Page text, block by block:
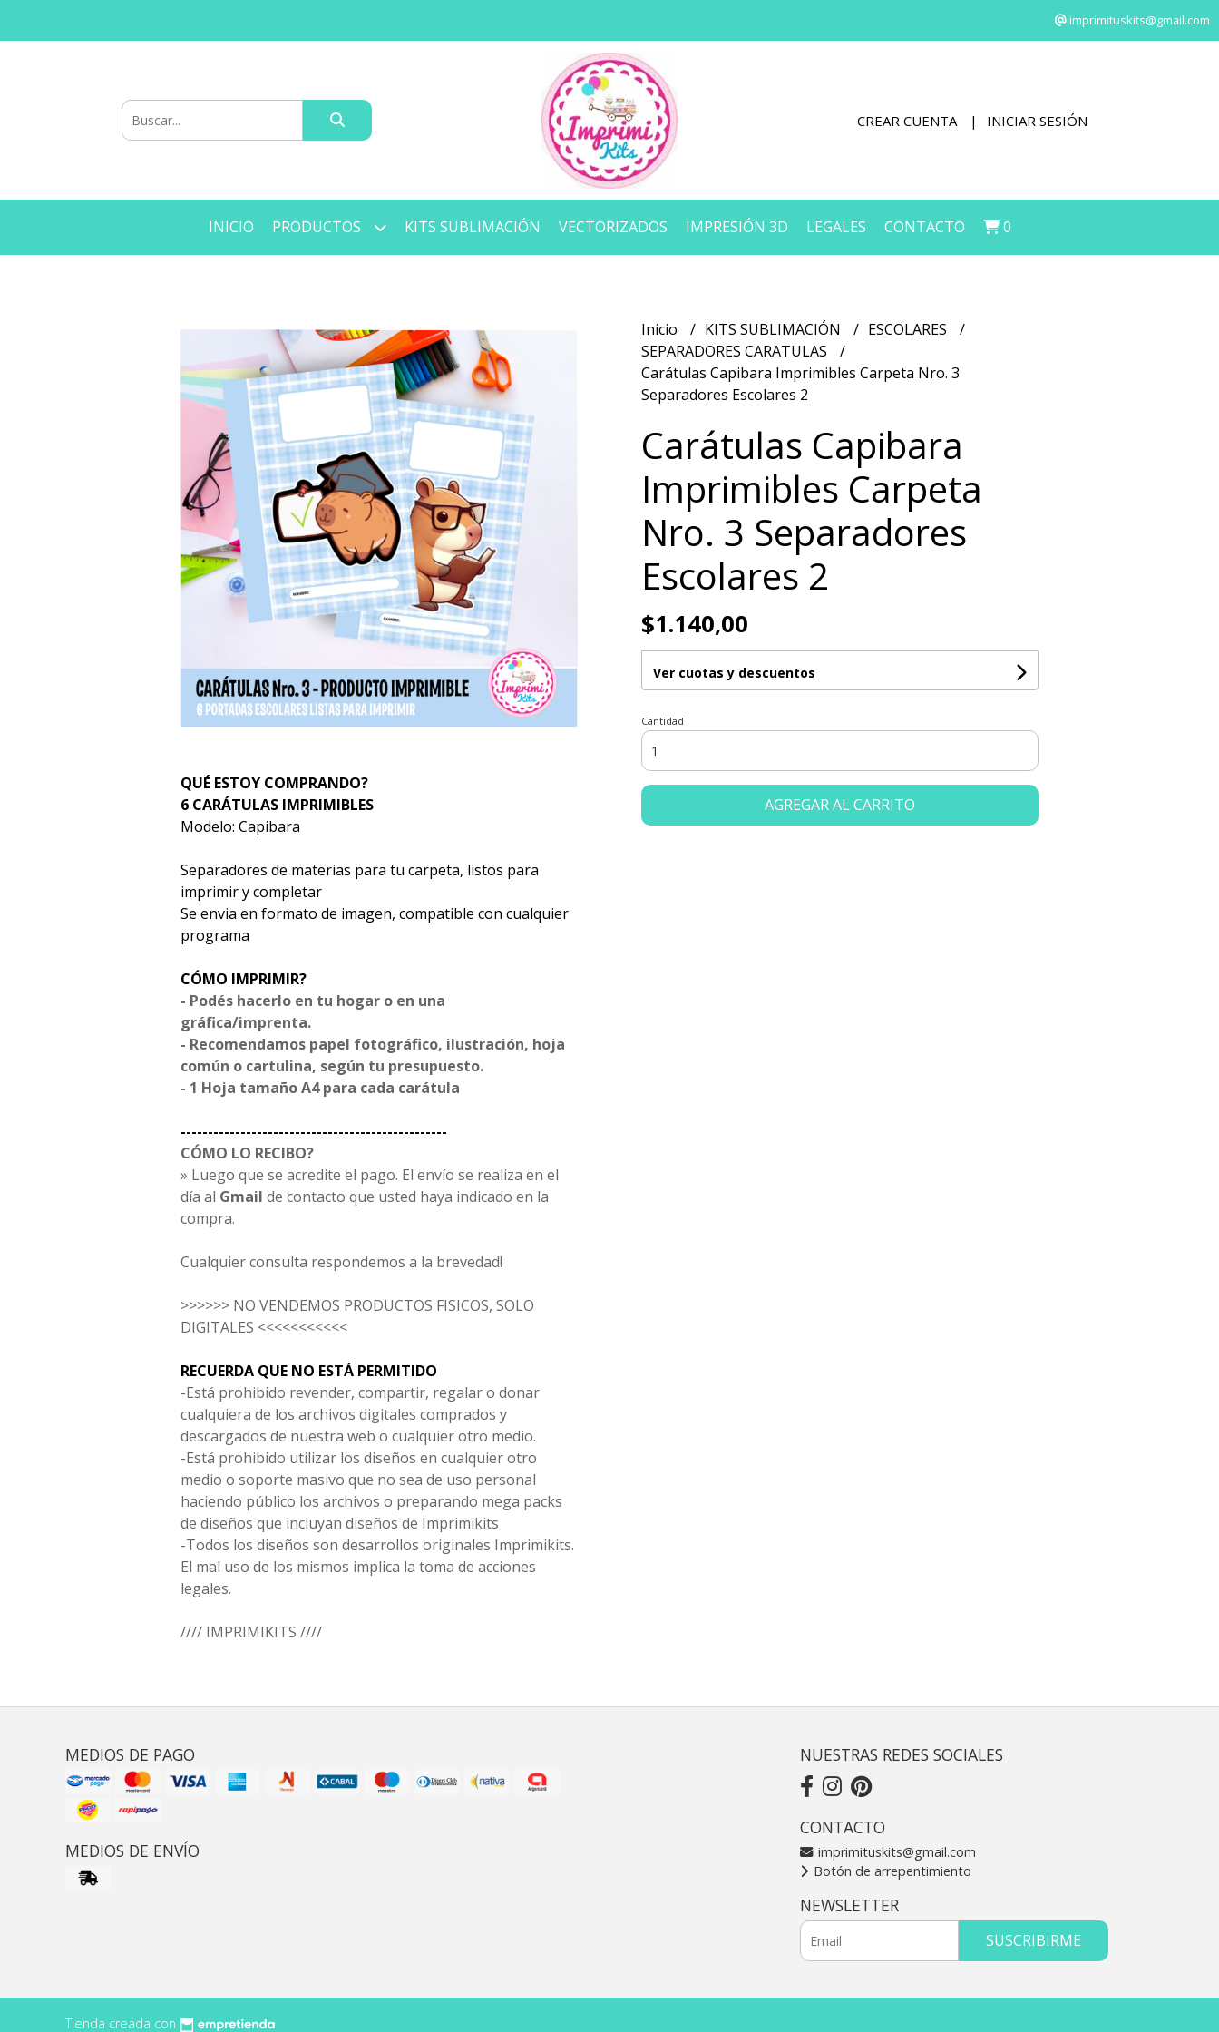
imprimituskits@gmail.com
CREAR CUENTA INICIAR SESIÓN
INICIO PRODUCTOS KITS SUBLIMACIÓN VECTORIZADOS IMPRESIÓN 3D LEGALES CONTACTO 0
QUÉ ESTOY COMPRANDO?
6 CARÁTULAS IMPRIMIBLES
Modelo: Capibara
Separadores de materias para tu carpeta, listos para
imprimir y completar
Se envia en formato de imagen, compatible con cualquier
programa
CÓMO IMPRIMIR?
- Podés hacerlo en tu hogar o en una
gráfica/imprenta.
- Recomendamos papel fotográfico, ilustración, hoja
común o cartulina, según tu presupuesto.
- 1 Hoja tamaño A4 para cada carátula
-------------------------------------------------
CÓMO LO RECIBO?
» Luego que se acredite el pago. El envío se realiza en el
día al Gmail de contacto que usted haya indicado en la
compra.
Cualquier consulta respondemos a la brevedad!
>>>>>> NO VENDEMOS PRODUCTOS FISICOS, SOLO
DIGITALES <<<<<<<<<<<
RECUERDA QUE NO ESTÁ PERMITIDO
-Está prohibido revender, compartir, regalar o donar
cualquiera de los archivos digitales comprados y
descargados de nuestra web o cualquier otro medio.
-Está prohibido utilizar los diseños en cualquier otro
medio o soporte masivo que no sea de uso personal
haciendo público los archivos o preparando mega packs
de diseños que incluyan diseños de Imprimikits
-Todos los diseños son desarrollos originales Imprimikits.
El mal uso de los mismos implica la toma de acciones
legales.
//// IMPRIMIKITS ////
Inicio KITS SUBLIMACIÓN
ESCOLARES
SEPARADORES CARATULAS
Carátulas Capibara Imprimibles Carpeta Nro. 3
Separadores Escolares 2
Carátulas Capibara
Imprimibles Carpeta
Nro. 3 Separadores
Escolares 2
$1.140,00
Ver cuotas y descuentos
Cantidad
AGREGAR AL CARRITO
MEDIOS DE PAGO
MEDIOS DE ENVÍO
NUESTRAS REDES SOCIALES
CONTACTO
imprimituskits@gmail.com
Botón de arrepentimiento
NEWSLETTER
SUSCRIBIRME
Tienda creada con